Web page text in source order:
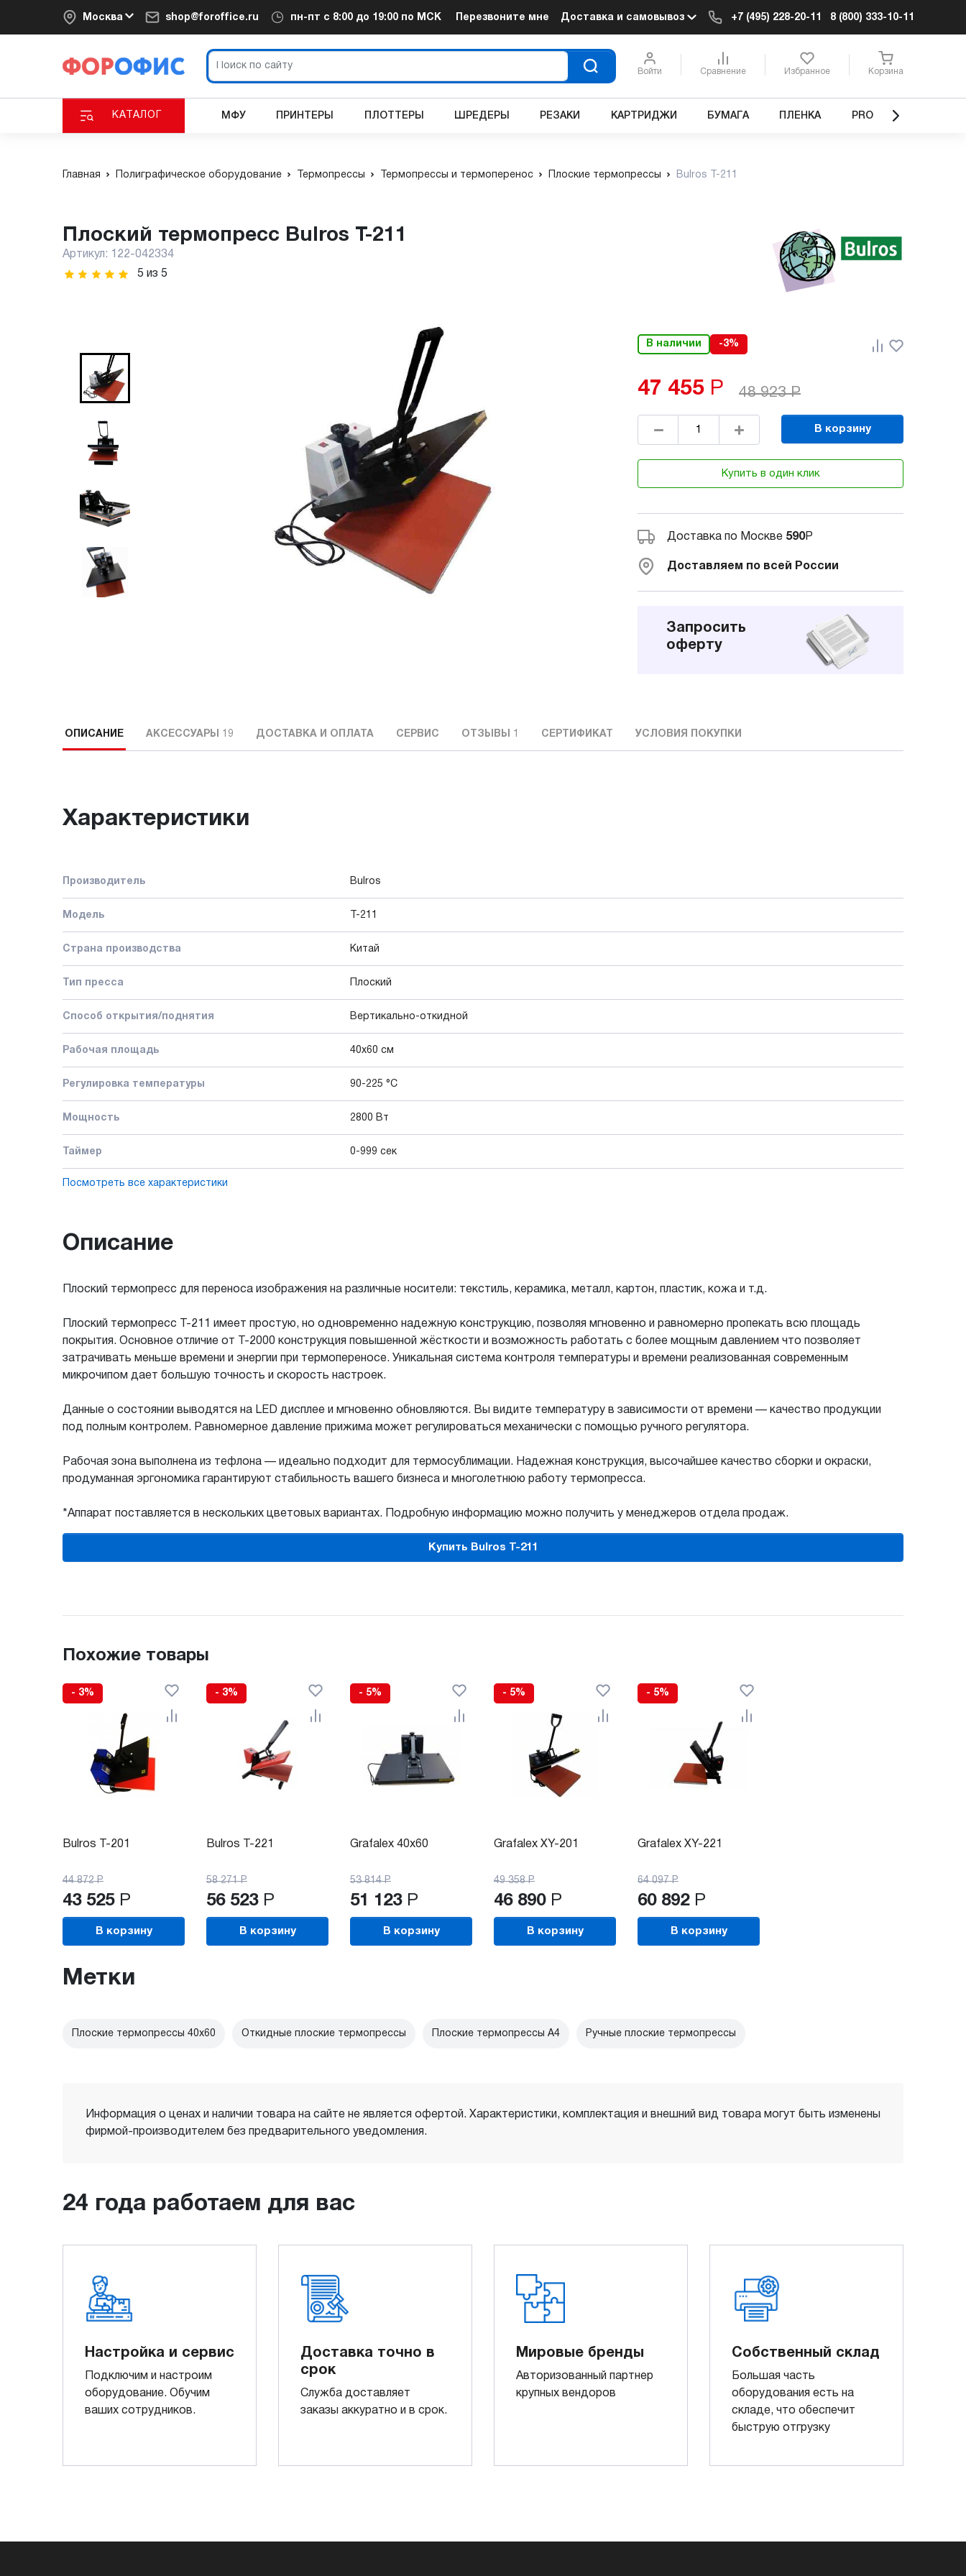
Москва shop@foroffice.ru пн-пт с 8:00 до 19:00 по МСК Перезвоните мне Доставка и самовывоз +7 (495) 228-20-11 8 (800) 333-10-11
Войти Сравнение Избранное Корзина
КАТАЛОГ МФУ ПРИНТЕРЫ ПЛОТТЕРЫ ШРЕДЕРЫ РЕЗАКИ КАРТРИДЖИ БУМАГА ПЛЕНКА PRO
Главная Полиграфическое оборудование Термопрессы Термопрессы и термоперенос Плоские термопрессы Bulros T-211
Плоский термопресс Bulros T-211
Артикул:
122-042334
5 из 5
В наличии -3%
47 455 Р 48 923 Р
В корзину
Купить в один клик
Доставка по Москве 590Р
Доставляем по всей России
Запросить
оферту
ОПИСАНИЕ АКСЕССУАРЫ 19 ДОСТАВКА И ОПЛАТА СЕРВИС ОТЗЫВЫ СЕРТИФИКАТ УСЛОВИЯ ПОКУПКИ
Характеристики
Производитель Bulros
Модель T-211
Страна производства Китай
Тип пресса Плоский
Способ открытия/поднятия Вертикально-откидной
Рабочая площадь 40x60 см
Регулировка температуры 90-225 °С
Мощность 2800 Вт
Таймер 0-999 сек
Посмотреть все характеристики
Описание
Плоский термопресс для переноса изображения на различные носители: текстиль, керамика, металл, картон, пластик, кожа и т.д.
Плоский термопресс T-211 имеет простую, но одновременно надежную конструкцию, позволяя мгновенно и равномерно пропекать всю площадь
покрытия. Основное отличие от T-2000 конструкция повышенной жёсткости и возможность работать с более мощным давлением что позволяет
затрачивать меньше времени и энергии при термопереносе. Уникальная система контроля температуры и времени реализованная современным
микрочипом дает большую точность и скорость настроек.
Данные о состоянии выводятся на LED дисплее и мгновенно обновляются. Вы видите температуру в зависимости от времени — качество продукции
под полным контролем. Равномерное давление прижима может регулироваться механически с помощью ручного регулятора.
Рабочая зона выполнена из тефлона — идеально подходит для термосублимации. Надежная конструкция, высочайшее качество сборки и окраски,
продуманная эргономика гарантируют стабильность вашего бизнеса и многолетнюю работу термопресса.
*Аппарат поставляется в нескольких цветовых вариантах. Подробную информацию можно получить у менеджеров отдела продаж.
Купить Bulros T-211
Похожие товары
- 3%
Bulros T-201
44 872 Р
43 525 Р
В корзину
- 3%
Bulros T-221
58 271 Р
56 523 Р
В корзину
- 5%
Grafalex 40x60
53 814 Р
51 123 Р
В корзину
- 5%
Grafalex XY-201
49 358 Р
46 890 Р
В корзину
- 5%
Grafalex XY-221
64 097 Р
60 892 Р
В корзину
Метки
Плоские термопрессы 40х60 Откидные плоские термопрессы Плоские термопрессы A4 Ручные плоские термопрессы
Информация о ценах и наличии товара на сайте не является офертой. Характеристики, комплектация и внешний вид товара могут быть изменены
фирмой-производителем без предварительного уведомления.
24 года работаем для вас
Настройка и сервис
Подключим и настроим
оборудование. Обучим
ваших сотрудников.
Доставка точно в
срок
Служба доставляет
заказы аккуратно и в срок.
Мировые бренды
Авторизованный партнер
крупных вендоров
Собственный склад
Большая часть
оборудования есть на
складе, что обеспечит
быструю отгрузку